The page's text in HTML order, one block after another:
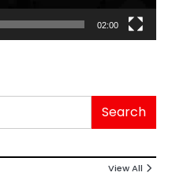
02:00
Search
View All